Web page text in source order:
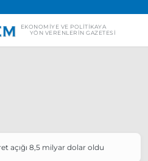
EKONOMIYE VE POLITIKAYA
YÖN VERENLERIN GAZETESI
açığı 8,5 milyar dolar oldu